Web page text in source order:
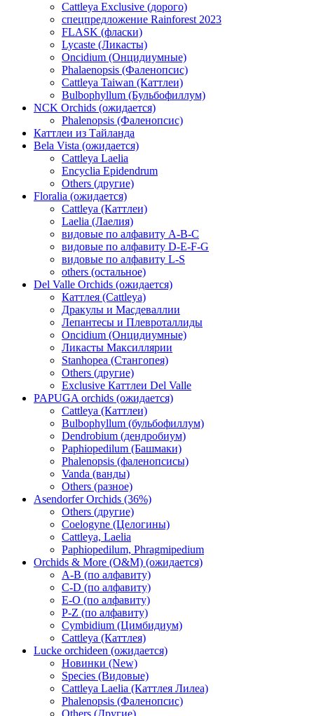
Cattleya Exclusive (дорого)
спецпредложение Rainforest 2023
FLASK (фласки)
Lycaste (Ликасты)
Oncidium (Онцидиумные)
Phalaenopsis (Фаленопсис)
Cattleya Taiwan (Каттлеи)
Bulbophyllum (Бульбофиллум)
NCK Orchids (ожидается)
Phalenopsis (Фаленопсис)
Каттлеи из Тайланда
Bela Vista (ожидается)
Cattleya Laelia
Encyclia Epidendrum
Others (другие)
Floralia (ожидается)
Cattleya (Каттлеи)
Laelia (Лаелия)
видовые по алфавиту A-B-C
видовые по алфавиту D-E-F-G
видовые по алфавиту L-S
others (остальное)
Del Valle Orchids (ожидается)
Каттлея (Cattleya)
Дракулы и Масдеваллии
Лепантесы и Плевроталлиды
Oncidium (Онцидиумные)
Ликасты Максиллярии
Stanhopea (Стангопея)
Others (другие)
Exclusive Каттлеи Del Valle
PAPUGA orchids (ожидается)
Cattleya (Каттлеи)
Bulbophyllum (бульбофиллум)
Dendrobium (дендробиум)
Paphiopedilum (Башмаки)
Phalenopsis (фаленопсисы)
Vanda (ванды)
Others (разное)
Asendorfer Orchids (36%)
Others (другие)
Coelogyne (Целогины)
Cattleya, Laelia
Paphiopedilum, Phragmipedium
Orchids & More (O&M) (ожидается)
A-B (по алфавиту)
C-D (по алфавиту)
E-O (по алфавиту)
P-Z (по алфавиту)
Cymbidium (Цимбидиум)
Cattleya (Каттлея)
Lucke orchideen (ожидается)
Новинки (New)
Species (Видовые)
Cattleya Laelia (Каттлея Лилеа)
Phalenopsis (Фаленопсис)
Others (Другие)